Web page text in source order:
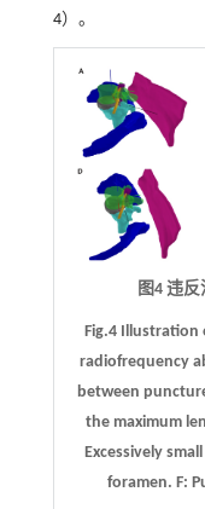
4）。
图4 违
Fig.4
radiofrequency
between
the maximum
Excessively
foramen. F: